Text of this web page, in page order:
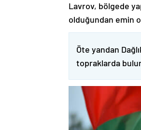
Lavrov, bölgede
olduğundan emin
Öte yandan
topraklarda